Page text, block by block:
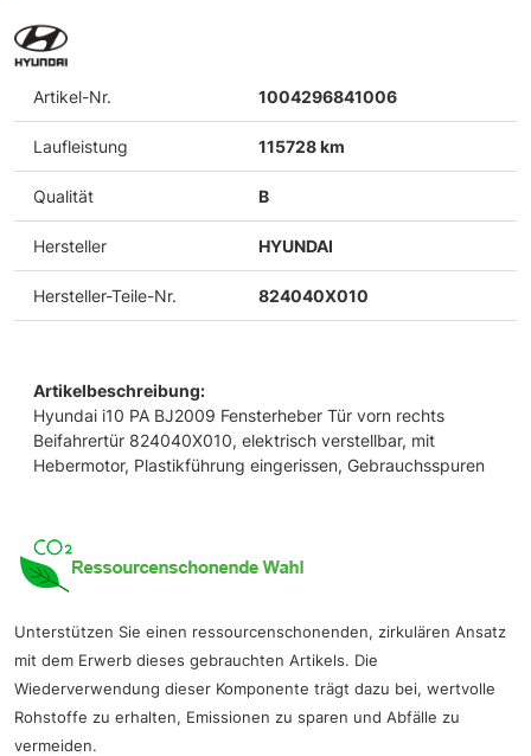
Artikel-Nr. 1004296841006
Laufleistung 115728 km
Qualität B
Hersteller HYUNDAI
Hersteller-Teile-Nr. 824040X010
Artikelbeschreibung:
Hyundai i10 PA BJ2009 Fensterheber Tür vorn rechts
Beifahrertür 824040X010, elektrisch verstellbar, mit
Hebermotor, Plastikführung eingerissen, Gebrauchsspuren
Unterstützen Sie einen ressourcenschonenden, zirkulären Ansatz
mit dem Erwerb dieses gebrauchten Artikels. Die
Wiederverwendung dieser Komponente trägt dazu bei, wertvolle
Rohstoffe zu erhalten, Emissionen zu sparen und Abfälle zu
vermeiden.